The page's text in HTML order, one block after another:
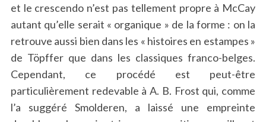
et le crescendo n’est pas tellement propre à McCay
autant qu’elle serait « organique » de la forme : on la
retrouve aussi bien dans les « histoires en estampes »
de Töpffer que dans les classiques franco-belges.
Cependant, ce procédé est peut-être
particulièrement redevable à A. B. Frost qui, comme
l’a suggéré Smolderen, a laissé une empreinte